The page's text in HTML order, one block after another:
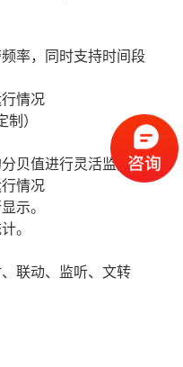
率，同时支持时间段
情况
）
贝值进行灵活监测
情况
示。
。
联动、监听、文转